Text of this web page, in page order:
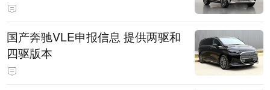
国产奔驰VLE申报信息 提供两驱和
四驱版本